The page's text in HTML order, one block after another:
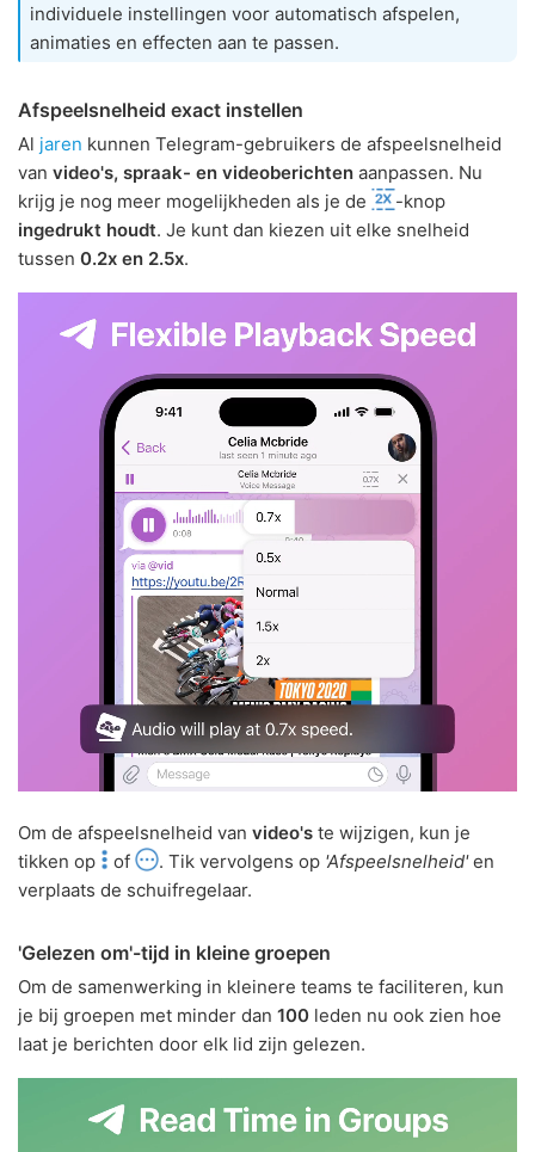
individuele instellingen voor automatisch afspelen,
animaties en effecten aan te passen.
Afspeelsnelheid exact instellen
Al jaren kunnen Telegram-gebruikers de afspeelsnelheid
van video's, spraak- en videoberichten aanpassen. Nu
krijg je nog meer mogelijkheden als je de
-knop
ingedrukt houdt. Je kunt dan kiezen uit elke snelheid
tussen 0.2x en 2.5x.
Om de afspeelsnelheid van video's te wijzigen, kun je
tikken op
of . Tik vervolgens op 'Afspeelsnelheid'en
verplaats de schuifregelaar.
'Gelezen om'-tijd in kleine groepen
Om de samenwerking in kleinere teams te faciliteren, kun
je bij groepen met minder dan 100 leden nu ook zien hoe
laat je berichten door elk lid zijn gelezen.